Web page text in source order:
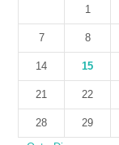
1
7 8
14 15
21 22
28 29